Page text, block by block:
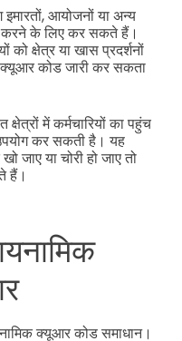
आयोजनों या अन्य
करने के लिए कर सकते हैं।
को क्षेत्र या खास प्रदर्शनों
कोड जारी कर सकता
में कर्मचारियों का पहुंच
कर सकती है। यह
जाए या चोरी हो जाए तो
हैं।
क्यूआर कोड समाधान।